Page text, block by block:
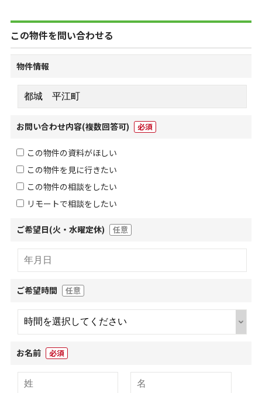
この物件を問い合わせる
物件情報
お問い合わせ内容(複数回答可) 必須
この物件の資料がほしい
この物件を見に行きたい
この物件の相談をしたい
リモートで相談をしたい
ご希望日(火・水曜定休) 任意
ご希望時間 任意
お名前 必須